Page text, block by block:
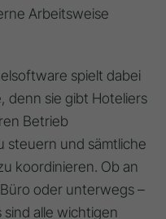
Arbeitsweise
spielt dabei
denn sie gibt Hoteliers
Betrieb
steuern und sämtliche
koordinieren. Ob an
oder unterwegs –
alle wichtigen